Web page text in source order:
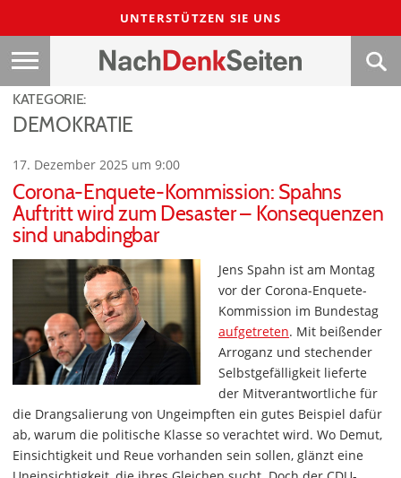
UNTERSTÜTZEN SIE UNS
KATEGORIE:
DEMOKRATIE
17. Dezember 2025 um 9:00
Corona-Enquete-Kommission: Spahns
Auftritt wird zum Desaster – Konsequenzen
sind unabdingbar
Jens Spahn ist am Montag
vor der Corona-Enquete-
Kommission im Bundestag
aufgetreten. Mit beißender
Arroganz und stechender
Selbstgefälligkeit lieferte
der Mitverantwortliche für
die Drangsalierung von Ungeimpften ein gutes Beispiel dafür
ab, warum die politische Klasse so verachtet wird. Wo Demut,
Einsichtigkeit und Reue vorhanden sein sollen, glänzt eine